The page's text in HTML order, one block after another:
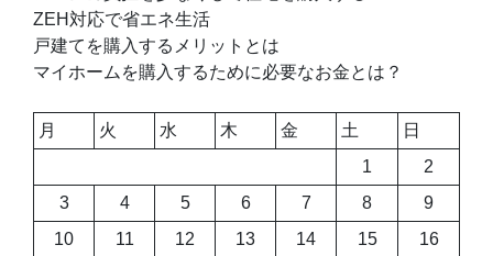
ー
シ
ョ
ン
ZEH対応で省エネ生活
戸建てを購入するメリットとは
マイホームを購入するために必要なお金とは？
月 火 水 木 金 土
日
1
2
3
4 5 6 7 8
9
10
11 12 13 14 15
16